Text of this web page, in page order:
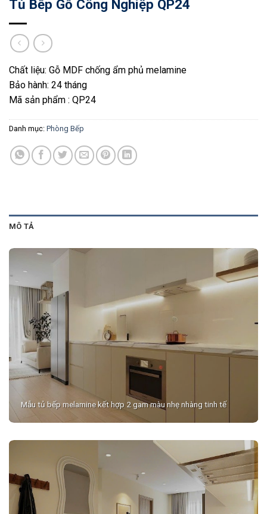
Tủ Bếp Gỗ Công Nghiệp QP24
Chất liệu: Gỗ MDF chống ẩm phủ melamine
Bảo hành: 24 tháng
Mã sản phẩm : QP24
Danh mục: Phòng Bếp
MÔ TẢ
Mẫu tủ bếp melamine kết hợp 2 gam màu nhẹ nhàng tinh tế